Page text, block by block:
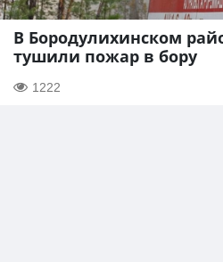
В Бородулихинском
тушили пожар в бору
1222